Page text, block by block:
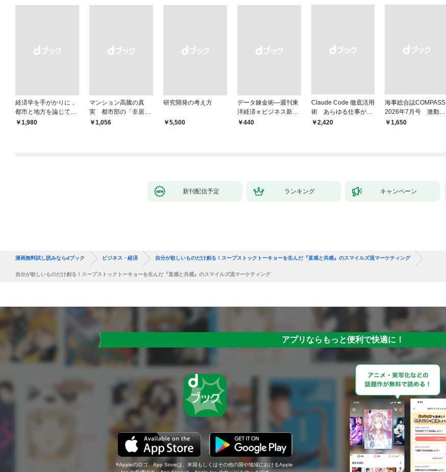
経済学を手がかりに，
都市と地方を論じてみ
よう
￥1,980
マンション高騰の真
実 都市部の「非居住
化」が街を壊す
￥1,056
研究開発の考え方
￥5,500
データ錬金術―週刊東
洋経済ｅビジネス新書
Ｎo.493
￥440
Claude Code 徹底活用
術 あらゆる仕事が爆
速化する
￥2,420
海事総合誌COMPASS
2026年7月号 激動の
時代の海運経営 主要
￥1,650
新刊配信予定 ランキング キャンペーン
漫画無料試し読みならdブック ビジネス・経済 自分が欲しいものだけ創る！スープストックトーキョーを生んだ『直感と共感』のスマイルズ流マーケティング
自分が欲しいものだけ創る！スープストックトーキョーを生んだ『直感と共感』のスマイルズ流マーケティング
アプリならもっと便利で快適に！
Appleのロゴ、App Storeは、米国もしくはその他の国や地域におけるApple